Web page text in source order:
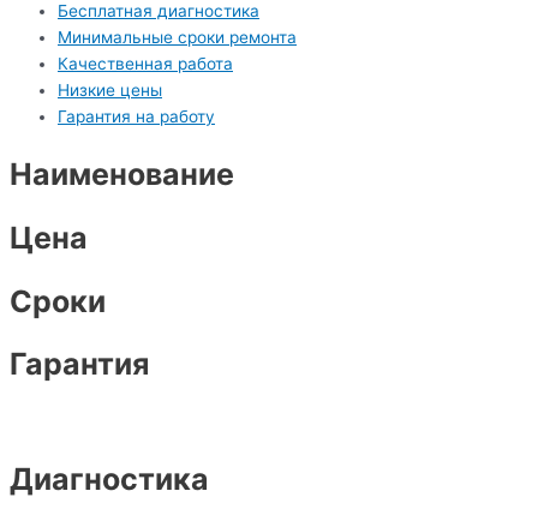
Бесплатная диагностика
Минимальные сроки ремонта
Качественная работа
Низкие цены
Гарантия на работу
Наименование
Цена
Сроки
Гарантия
Диагностика